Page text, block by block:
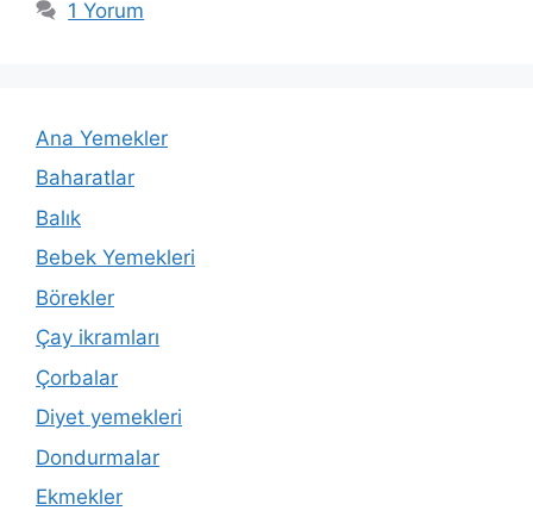
1 Yorum
Ana Yemekler
Baharatlar
Balık
Bebek Yemekleri
Börekler
Çay ikramları
Çorbalar
Diyet yemekleri
Dondurmalar
Ekmekler